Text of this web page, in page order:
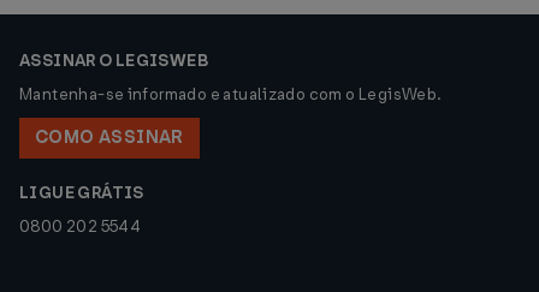
ASSINAR O LEGISWEB
Mantenha-se informado e atualizado com o LegisWeb.
COMO ASSINAR
LIGUE GRÁTIS
0800 202 5544